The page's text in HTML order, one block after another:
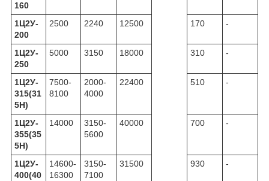
160
1Ц2У-
200
2500 2240 12500 170 -
1Ц2У-
250
5000 3150 18000 310 -
1Ц2У-
315(31
5Н)
7500-
8100
2000-
4000
22400 510 -
1Ц2У-
355(35
5Н)
14000
3150-
5600
40000 700 -
1Ц2У-
400(40
14600-
16300
3150-
7100
31500 930 -